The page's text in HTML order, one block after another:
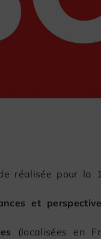
réalisée pour la
et
(localisées en